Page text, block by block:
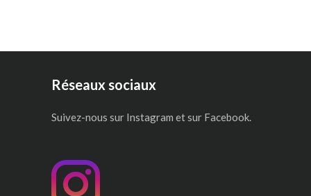
Réseaux sociaux
Suivez-nous sur Instagram et sur Facebook.